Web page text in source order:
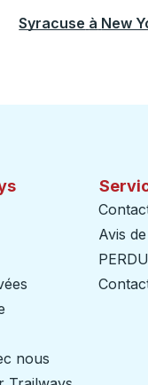
Syracuse à New
nous
Avis